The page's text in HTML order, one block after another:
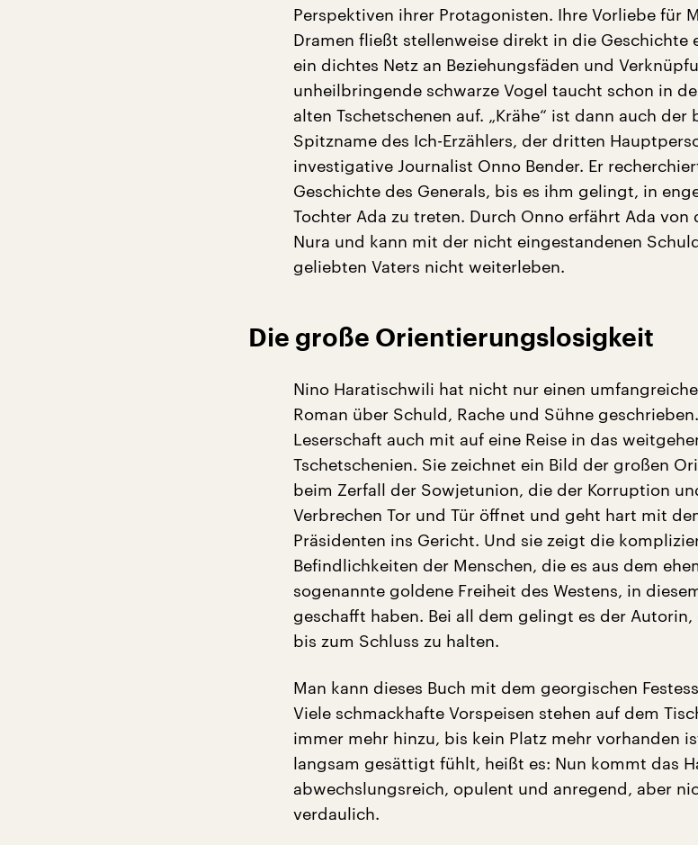
Perspektiven ihrer Protagonisten. Ihre Vorliebe für
Dramen fließt stellenweise direkt in die Geschichte
ein dichtes Netz an Beziehungsfäden und
unheilbringende schwarze Vogel taucht schon in
alten Tschetschenen auf. „Krähe“ ist dann auch der
Spitzname des Ich-Erzählers, der dritten
investigative Journalist Onno Bender. Er
Geschichte des Generals, bis es ihm gelingt, in
Tochter Ada zu treten. Durch Onno erfährt Ada von
Nura und kann mit der nicht eingestandenen
geliebten Vaters nicht weiterleben.
Die große Orientierungslosigkeit
Nino Haratischwili hat nicht nur einen
Roman über Schuld, Rache und Sühne
Leserschaft auch mit auf eine Reise in das
Tschetschenien. Sie zeichnet ein Bild der großen
beim Zerfall der Sowjetunion, die der Korruption
Verbrechen Tor und Tür öffnet und geht hart mit
Präsidenten ins Gericht. Und sie zeigt die
Befindlichkeiten der Menschen, die es aus dem
sogenannte goldene Freiheit des Westens, in
geschafft haben. Bei all dem gelingt es der
bis zum Schluss zu halten.
Man kann dieses Buch mit dem georgischen
Viele schmackhafte Vorspeisen stehen auf dem
immer mehr hinzu, bis kein Platz mehr vorhanden
langsam gesättigt fühlt, heißt es: Nun kommt das
abwechslungsreich, opulent und anregend, aber
verdaulich.